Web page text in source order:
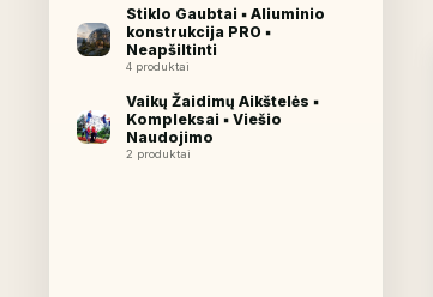
Stiklo Gaubtai ▪︎ Aliuminio
konstrukcija PRO ▪︎
Neapšiltinti
4 produktai
Vaikų Žaidimų Aikštelės ▪︎
Kompleksai ▪︎ Viešio
Naudojimo
2 produktai